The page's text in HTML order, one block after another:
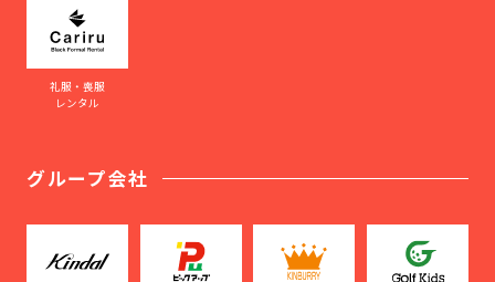
礼服・喪服
レンタル
グループ会社